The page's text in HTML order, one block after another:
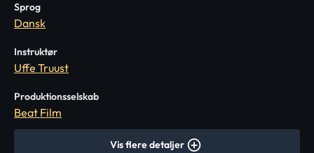
Sprog
Dansk
Instruktør
Uffe Truust
Produktionsselskab
Beat Film
Vis flere detaljer